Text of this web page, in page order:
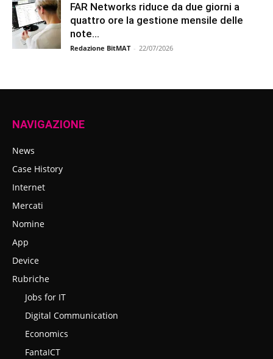
FAR Networks riduce da due giorni a
quattro ore la gestione mensile delle
note...
Redazione BitMAT - 22/07/2026
NAVIGAZIONE
News
Case History
Internet
Mercati
Nomine
App
Device
Rubriche
Jobs for IT
Digital Communication
Economics
FantaICT